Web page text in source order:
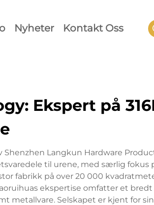
Nyheter Kontakt Oss
Ekspert på
Langkun Hardware
til urene, med særlig fokus
fabrikk på over 20 000
ekspertise omfatter et bredt
metallvare. Selskapet er kjent for